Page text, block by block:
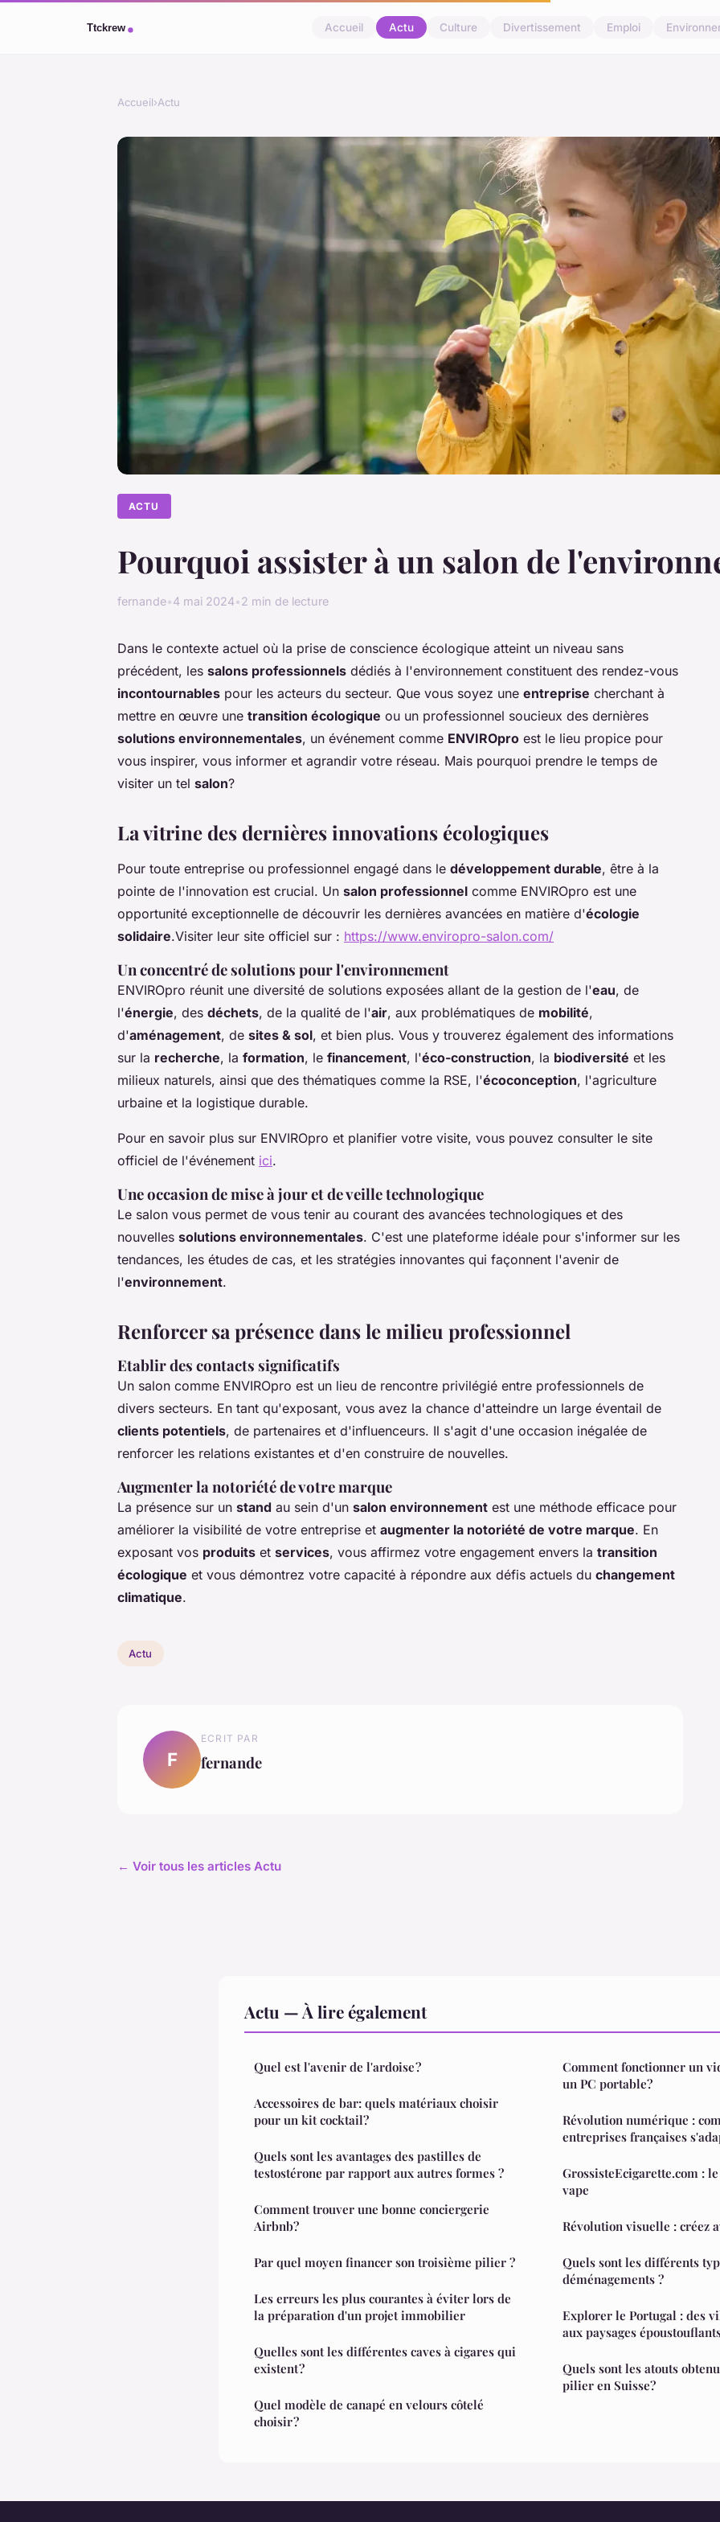
Accueil Actu Culture Divertissement Emploi
Accueil›Actu
ACTU
Pourquoi assister à un salon de
fernande•4 mai 2024•2 min de lecture
Dans le contexte actuel où la prise de conscience écologique atteint un niveau sans
précédent, les salons professionnels dédiés à l'environnement constituent des rendez-vous
incontournables pour les acteurs du secteur. Que vous soyez une entreprise cherchant à
mettre en œuvre une transition écologique ou un professionnel soucieux des dernières
solutions environnementales, un événement comme ENVIROpro est le lieu propice pour
vous inspirer, vous informer et agrandir votre réseau. Mais pourquoi prendre le temps de
visiter un tel salon?
La vitrine des dernières innovations écologiques
Pour toute entreprise ou professionnel engagé dans le développement durable, être à la
pointe de l'innovation est crucial. Un salon professionnel comme ENVIROpro est une
opportunité exceptionnelle de découvrir les dernières avancées en matière d'écologie
solidaire.Visiter leur site officiel sur : https://www.enviropro-salon.com/
Un concentré de solutions pour l'environnement
ENVIROpro réunit une diversité de solutions exposées allant de la gestion de l'eau, de
l'énergie, des déchets, de la qualité de l'air, aux problématiques de mobilité,
d'aménagement, de sites & sol, et bien plus. Vous y trouverez également des informations
sur la recherche, la formation, le financement, l'éco-construction, la biodiversité et les
milieux naturels, ainsi que des thématiques comme la RSE, l'écoconception, l'agriculture
urbaine et la logistique durable.
Pour en savoir plus sur ENVIROpro et planifier votre visite, vous pouvez consulter le site
officiel de l'événement ici.
Une occasion de mise à jour et de veille technologique
Le salon vous permet de vous tenir au courant des avancées technologiques et des
nouvelles solutions environnementales. C'est une plateforme idéale pour s'informer sur les
tendances, les études de cas, et les stratégies innovantes qui façonnent l'avenir de
l'environnement.
Renforcer sa présence dans le milieu professionnel
Etablir des contacts significatifs
Un salon comme ENVIROpro est un lieu de rencontre privilégié entre professionnels de
divers secteurs. En tant qu'exposant, vous avez la chance d'atteindre un large éventail de
clients potentiels, de partenaires et d'influenceurs. Il s'agit d'une occasion inégalée de
renforcer les relations existantes et d'en construire de nouvelles.
Augmenter la notoriété de votre marque
La présence sur un stand au sein d'un salon environnement est une méthode efficace pour
améliorer la visibilité de votre entreprise et augmenter la notoriété de votre marque. En
exposant vos produits et services, vous affirmez votre engagement envers la transition
écologique et vous démontrez votre capacité à répondre aux défis actuels du changement
climatique.
Actu
F
ECRIT PAR
fernande
← Voir tous les articles Actu
Actu — À lire également
Quel est l'avenir de l'ardoise ?
Accessoires de bar: quels matériaux choisir
pour un kit cocktail?
Quels sont les avantages des pastilles de
testostérone par rapport aux autres formes ?
Comment trouver une bonne conciergerie
Airbnb?
Par quel moyen financer son troisième pilier ?
Les erreurs les plus courantes à éviter lors de
la préparation d'un projet immobilier
Quelles sont les différentes caves à cigares qui
existent ?
Quel modèle de canapé en velours côtelé
choisir ?
Comment fonctionner un
un PC portable?
Révolution numérique :
entreprises françaises
GrossisteEcigarette.com :
vape
Révolution visuelle : créez
Quels sont les différents
déménagements ?
Explorer le Portugal : des
aux paysages
Quels sont les atouts
pilier en Suisse?